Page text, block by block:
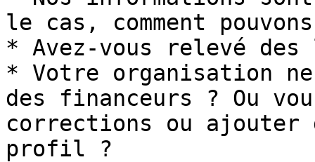
le cas, comment
* Avez-vous relevé des
* Votre organisation
des financeurs ? Ou
corrections ou ajouter
profil ?